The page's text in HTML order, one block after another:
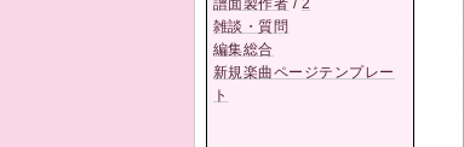
雑談・質問
編集総合
新規楽曲ページテンプレー
ト